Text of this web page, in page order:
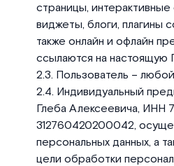
страницы,
виджеты, блоги, плагины
также онлайн и офлайн
ссылаются на настоящую
Пользователь –
Индивидуальный
Глеба Алексеевича,
312760420200042,
персональных данных, а
цели обработки